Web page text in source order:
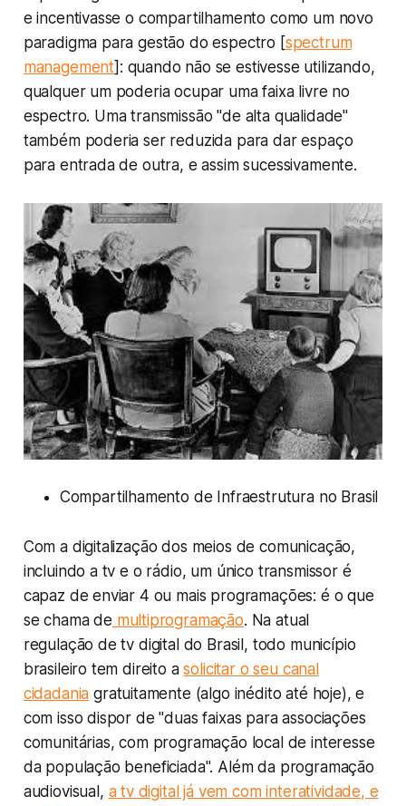
e incentivasse o compartilhamento como um novo
paradigma para gestão do espectro [spectrum
management]: quando não se estivesse utilizando,
qualquer um poderia ocupar uma faixa livre no
espectro. Uma transmissão "de alta qualidade"
também poderia ser reduzida para dar espaço
para entrada de outra, e assim sucessivamente.
Compartilhamento de Infraestrutura no Brasil
Com a digitalização dos meios de comunicação,
incluindo a tv e o rádio, um único transmissor é
capaz de enviar 4 ou mais programações: é o que
se chama de multiprogramação. Na atual
regulação de tv digital do Brasil, todo município
brasileiro tem direito asolicitar o seu canal
cidadania gratuitamente (algo inédito até hoje), e
com isso dispor de "duas faixas para associações
comunitárias, com programação local de interesse
da população beneficiada". Além da programação
audiovisual, a tv digital já vem com interatividade, e